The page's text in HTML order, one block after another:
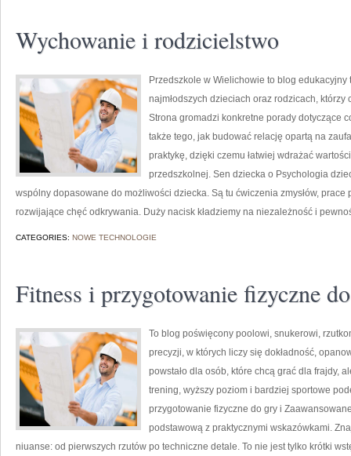
Wychowanie i rodzicielstwo
Przedszkole w Wielichowie to blog
najmłodszych dzieciach oraz rodzicach,
Strona gromadzi konkretne porady dotyczące
także tego, jak budować relację opartą na
praktykę, dzięki czemu łatwiej wdrażać
przedszkolnej. Sen dziecka o Psychologia
wspólny dopasowane do możliwości dziecka. Są tu ćwiczenia zmysłów,
rozwijające chęć odkrywania. Duży nacisk kładziemy na niezależność i
CATEGORIES: NOWE TECHNOLOGIE
Fitness i przygotowanie fizyczne
To blog poświęcony poolowi, snukerowi,
precyzji, w których liczy się dokładność,
powstało dla osób, które chcą grać dla frajdy,
trening, wyższy poziom i bardziej sportowe
przygotowanie fizyczne do gry i
podstawową z praktycznymi wskazówkami.
niuanse: od pierwszych rzutów po techniczne detale. To nie jest tylko krótki